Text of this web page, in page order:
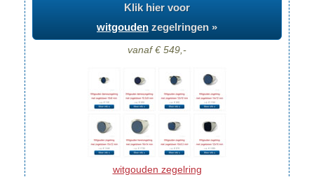
Klik hier voor
witgouden zegelringen »
vanaf € 549,-
witgouden zegelring